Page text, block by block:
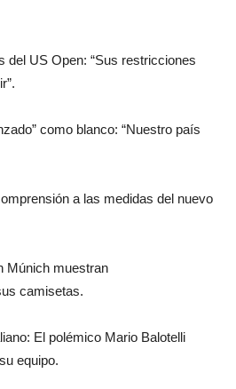
del US Open: “Sus restricciones
como blanco: “Nuestro país
a las medidas del nuevo
Múnich muestran
camisetas.
El polémico Mario Balotelli
equipo.